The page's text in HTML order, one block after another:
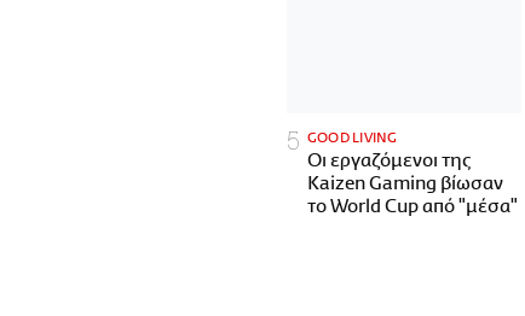
GOOD LIVING
Οι εργαζόμενοι της
Kaizen Gaming βίωσαν
το World Cup από "μέσα"